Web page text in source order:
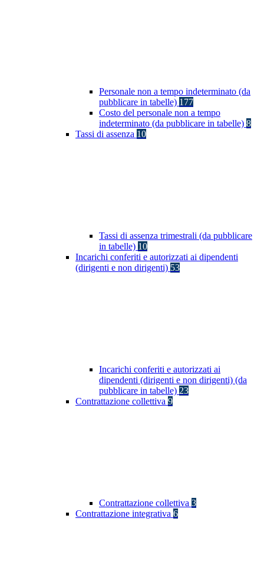
Personale non a tempo indeterminato (da
pubblicare in tabelle) 177
Costo del personale non a tempo
indeterminato (da pubblicare in tabelle) 8
Tassi di assenza 10
Tassi di assenza trimestrali (da pubblicare
in tabelle) 10
Incarichi conferiti e autorizzati ai dipendenti
(dirigenti e non dirigenti) 53
Incarichi conferiti e autorizzati ai
dipendenti (dirigenti e non dirigenti) (da
pubblicare in tabelle) 23
Contrattazione collettiva 9
Contrattazione collettiva 3
Contrattazione integrativa 6